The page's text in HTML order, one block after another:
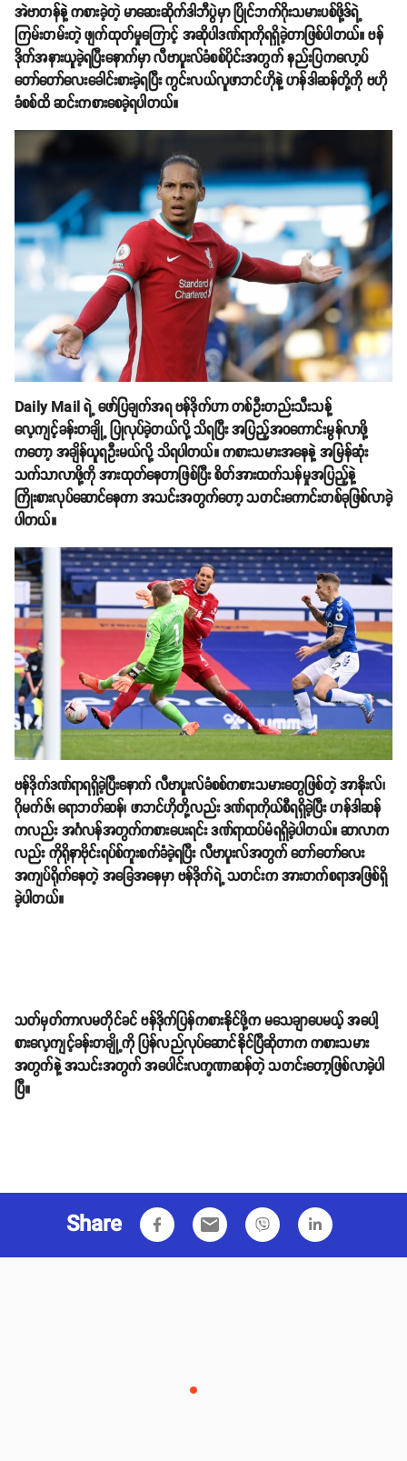
အဲဗာတန်နဲ့ ကစားခဲ့တဲ့ မာဆေးဆိုက်ဒါဘီပွဲမှာ ပြိုင်ဘက်ဂိုးသမားပစ်ဖို့ဒ်ရဲ့
ကြမ်းတမ်းတဲ့ ဖျက်ထုတ်မှုကြောင့် အဆိုပါဒဏ်ရာကိုရရှိခဲ့တာဖြစ်ပါတယ်။ ဗန်
ဒိုက်အနားယူခဲ့ရပြီးနောက်မှာ လီဗာပူးလ်ခံစစ်ပိုင်းအတွက် နည်းပြကလော့ပ်
တော်တော်လေးခေါင်းစားခဲ့ရပြီး ကွင်းလယ်လူဖာဘင်ဟိုနဲ့ ဟန်ဒါဆန်တို့ကို ဗဟို
ခံစစ်ထိ ဆင်းကစားစေခဲ့ရပါတယ်။
Daily Mail ရဲ့ ဖော်ပြချက်အရ ဗန်ဒိုက်ဟာ တစ်ဦးတည်းသီးသန့်
လေ့ကျင့်ခန်းတချို့ ပြုလုပ်ခဲ့တယ်လို့ သိရပြီး အပြည့်အဝကောင်းမွန်လာဖို့
ကတော့ အချိန်ယူရဦးမယ်လို့ သိရပါတယ်။ ကစားသမားအနေနဲ့ အမြန်ဆုံး
သက်သာလာဖို့ကို အားထုတ်နေတာဖြစ်ပြီး စိတ်အားထက်သန်မှုအပြည့်နဲ့
ကြိုးစားလုပ်ဆောင်နေကာ အသင်းအတွက်တော့ သတင်းကောင်းတစ်ခုဖြစ်လာခဲ့
ပါတယ်။
ဗန်ဒိုက်ဒဏ်ရာရရှိခဲ့ပြီးနောက် လီဗာပူးလ်ခံစစ်ကစားသမားတွေဖြစ်တဲ့ အာနိုးလ်၊
ဂိုမက်ဇ်၊ ရောဘတ်ဆန်၊ ဖာဘင်ဟိုတို့လည်း ဒဏ်ရာကိုယ်စီရရှိခဲ့ပြီး ဟန်ဒါဆန်
ကလည်း အင်္ဂလန်အတွက်ကစားပေးရင်း ဒဏ်ရာထပ်မံရရှိခဲ့ပါတယ်။ ဆာလာက
လည်း ကိုရိုနာဗိုင်းရပ်စ်ကူးစက်ခံခဲ့ရပြီး လီဗာပူးလ်အတွက် တော်တော်လေး
အကျပ်ရိုက်နေတဲ့ အခြေအနေမှာ ဗန်ဒိုက်ရဲ့ သတင်းက အားတက်စရာအဖြစ်ရှိ
ခဲ့ပါတယ်။
သတ်မှတ်ကာလမတိုင်ခင် ဗန်ဒိုက်ပြန်ကစားနိုင်ဖို့က မသေချာပေမယ့် အပေါ့
စားလေ့ကျင့်ခန်းတချို့ကို ပြန်လည်လုပ်ဆောင်နိုင်ပြီဆိုတာက ကစားသမား
အတွက်နဲ့ အသင်းအတွက် အပေါင်းလက္ခဏာဆန်တဲ့ သတင်းတော့ဖြစ်လာခဲ့ပါ
ပြီ။
Share email